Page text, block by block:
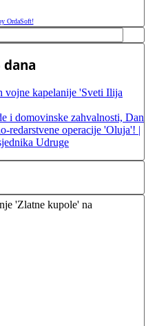
OrdaSoft!
vojne kapelanije 'Sveti Ilija
i domovinske zahvalnosti, Dan
redarstvene operacije 'Oluja'! |
Udruge
'Zlatne kupole' na